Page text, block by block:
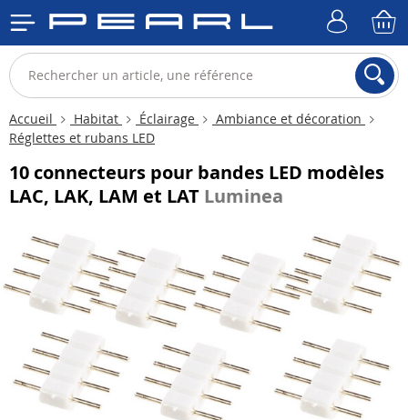
Accueil Habitat Éclairage
Ambiance et décoration
Réglettes et rubans LED
10 connecteurs pour bandes LED modèles
LAC, LAK, LAM et LAT Luminea